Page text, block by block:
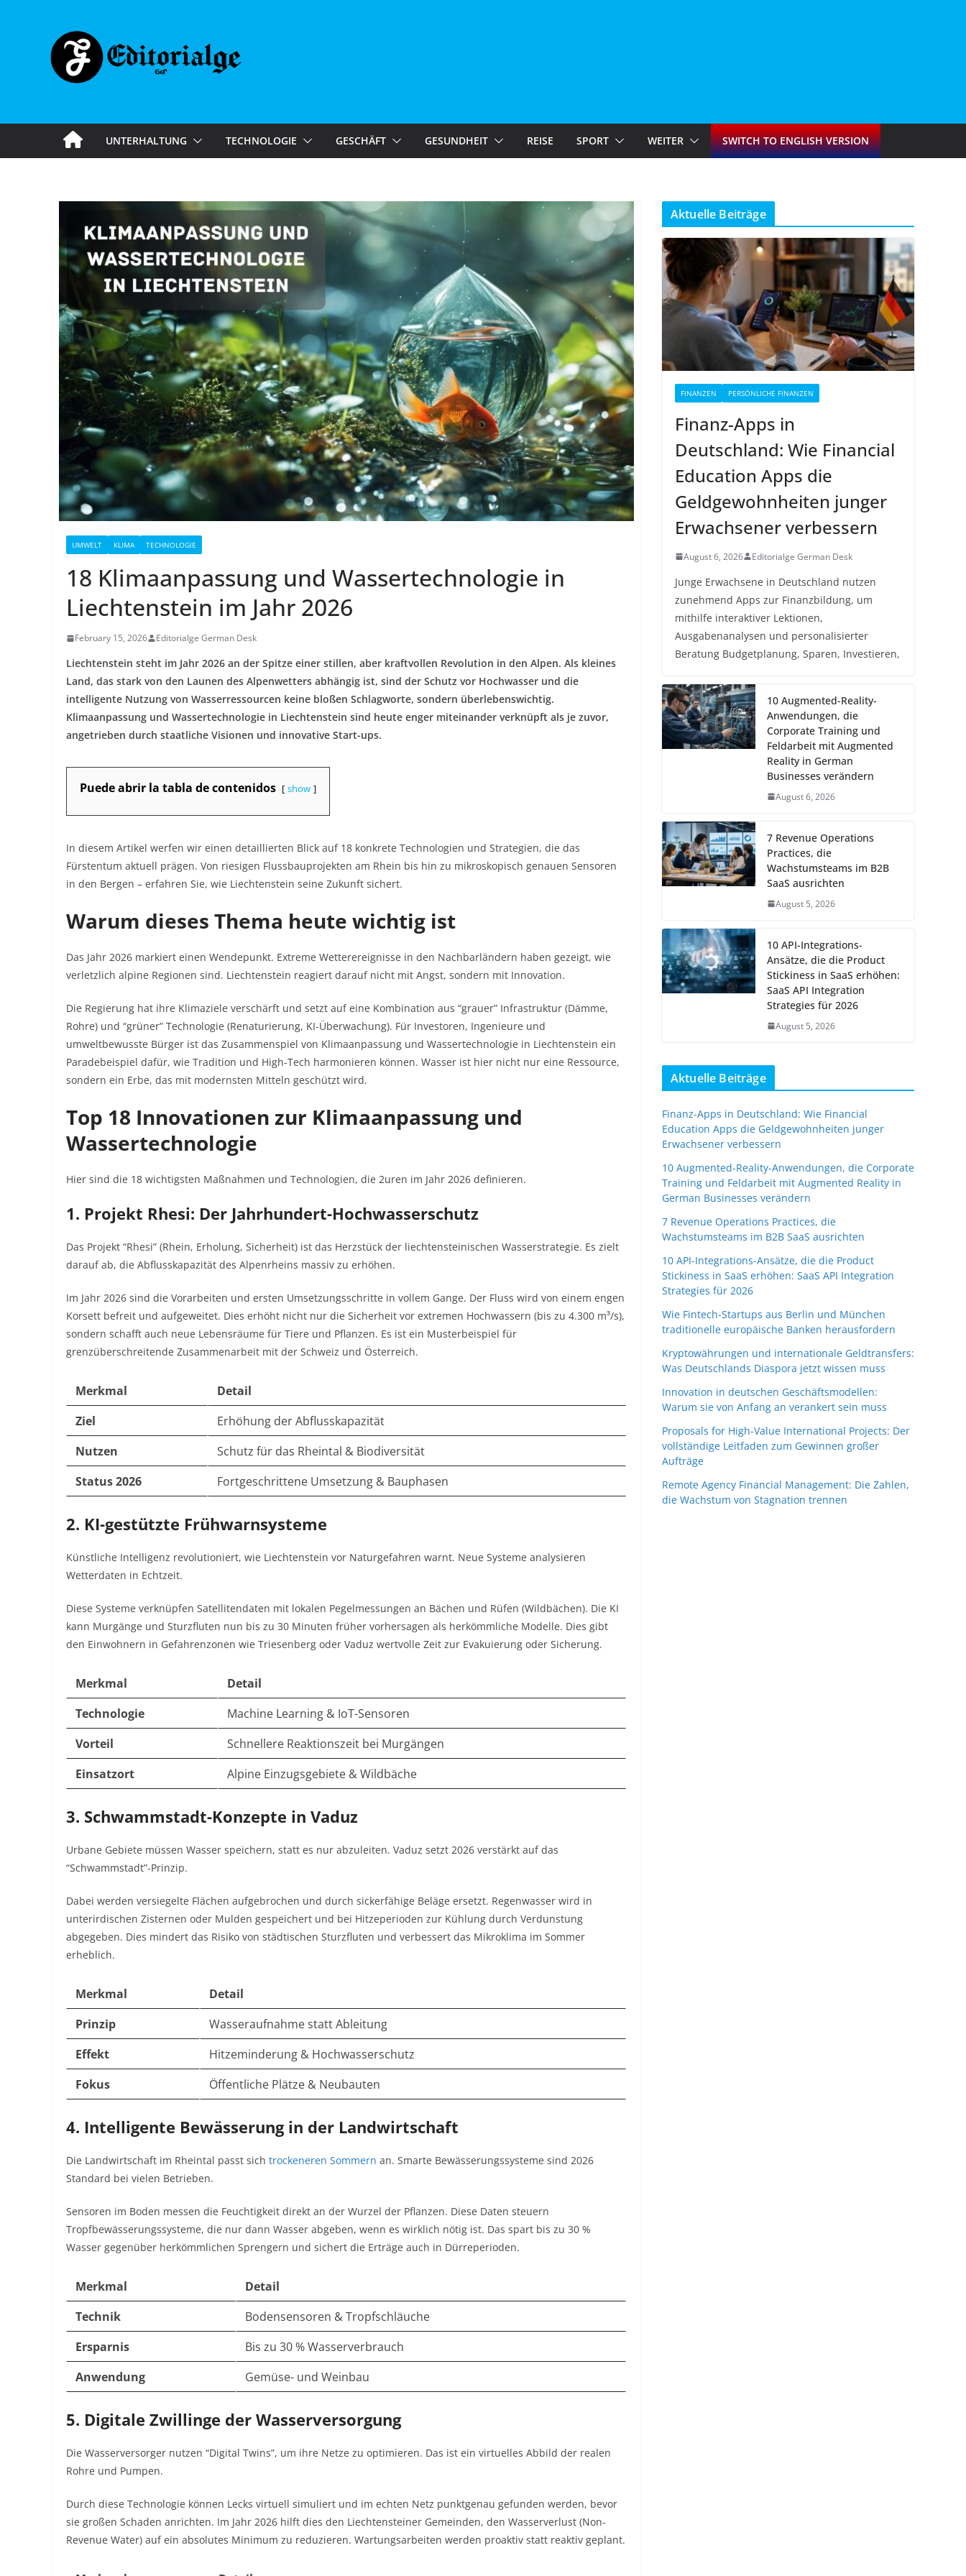
UNTERHALTUNG TECHNOLOGIE GESCHÄFT GESUNDHEIT REISE SPORT WEITER SWITCH TO ENGLISH VERSION
UMWELT KLIMA TECHNOLOGIE
18 Klimaanpassung und Wassertechnologie in
Liechtenstein im Jahr 2026
February 15, 2026 Editorialge German Desk
Liechtenstein steht im Jahr 2026 an der Spitze einer stillen, aber kraftvollen Revolution in den Alpen. Als kleines
Land, das stark von den Launen des Alpenwetters abhängig ist, sind der Schutz vor Hochwasser und die
intelligente Nutzung von Wasserressourcen keine bloßen Schlagworte, sondern überlebenswichtig.
Klimaanpassung und Wassertechnologie in Liechtenstein sind heute enger miteinander verknüpft als je zuvor,
angetrieben durch staatliche Visionen und innovative Start-ups.
Puede abrir la tabla de contenidos show
In diesem Artikel werfen wir einen detaillierten Blick auf 18 konkrete Technologien und Strategien, die das
Fürstentum aktuell prägen. Von riesigen Flussbauprojekten am Rhein bis hin zu mikroskopisch genauen Sensoren
in den Bergen – erfahren Sie, wie Liechtenstein seine Zukunft sichert.
Warum dieses Thema heute wichtig ist
Das Jahr 2026 markiert einen Wendepunkt. Extreme Wetterereignisse in den Nachbarländern haben gezeigt, wie
verletzlich alpine Regionen sind. Liechtenstein reagiert darauf nicht mit Angst, sondern mit Innovation.
Die Regierung hat ihre Klimaziele verschärft und setzt auf eine Kombination aus “grauer” Infrastruktur (Dämme,
Rohre) und “grüner” Technologie (Renaturierung, KI-Überwachung). Für Investoren, Ingenieure und
umweltbewusste Bürger ist das Zusammenspiel von Klimaanpassung und Wassertechnologie in Liechtenstein ein
Paradebeispiel dafür, wie Tradition und High-Tech harmonieren können. Wasser ist hier nicht nur eine Ressource,
sondern ein Erbe, das mit modernsten Mitteln geschützt wird.
Top 18 Innovationen zur Klimaanpassung und
Wassertechnologie
Hier sind die 18 wichtigsten Maßnahmen und Technologien, die 2uren im Jahr 2026 definieren.
1. Projekt Rhesi: Der Jahrhundert-Hochwasserschutz
Das Projekt “Rhesi” (Rhein, Erholung, Sicherheit) ist das Herzstück der liechtensteinischen Wasserstrategie. Es zielt
darauf ab, die Abflusskapazität des Alpenrheins massiv zu erhöhen.
Im Jahr 2026 sind die Vorarbeiten und ersten Umsetzungsschritte in vollem Gange. Der Fluss wird von einem engen
Korsett befreit und aufgeweitet. Dies erhöht nicht nur die Sicherheit vor extremen Hochwassern (bis zu 4.300 m³/s),
sondern schafft auch neue Lebensräume für Tiere und Pflanzen. Es ist ein Musterbeispiel für
grenzüberschreitende Zusammenarbeit mit der Schweiz und Österreich.
Merkmal
Detail
Ziel
Erhöhung der Abflusskapazität
Nutzen
Schutz für das Rheintal & Biodiversität
Status 2026
Fortgeschrittene Umsetzung & Bauphasen
2. KI-gestützte Frühwarnsysteme
Künstliche Intelligenz revolutioniert, wie Liechtenstein vor Naturgefahren warnt. Neue Systeme analysieren
Wetterdaten in Echtzeit.
Diese Systeme verknüpfen Satellitendaten mit lokalen Pegelmessungen an Bächen und Rüfen (Wildbächen). Die KI
kann Murgänge und Sturzfluten nun bis zu 30 Minuten früher vorhersagen als herkömmliche Modelle. Dies gibt
den Einwohnern in Gefahrenzonen wie Triesenberg oder Vaduz wertvolle Zeit zur Evakuierung oder Sicherung.
Merkmal
Detail
Technologie
Machine Learning & IoT-Sensoren
Vorteil
Schnellere Reaktionszeit bei Murgängen
Einsatzort
Alpine Einzugsgebiete & Wildbäche
3. Schwammstadt-Konzepte in Vaduz
Urbane Gebiete müssen Wasser speichern, statt es nur abzuleiten. Vaduz setzt 2026 verstärkt auf das
“Schwammstadt”-Prinzip.
Dabei werden versiegelte Flächen aufgebrochen und durch sickerfähige Beläge ersetzt. Regenwasser wird in
unterirdischen Zisternen oder Mulden gespeichert und bei Hitzeperioden zur Kühlung durch Verdunstung
abgegeben. Dies mindert das Risiko von städtischen Sturzfluten und verbessert das Mikroklima im Sommer
erheblich.
Merkmal
Detail
Prinzip
Wasseraufnahme statt Ableitung
Effekt
Hitzeminderung & Hochwasserschutz
Fokus
Öffentliche Plätze & Neubauten
4. Intelligente Bewässerung in der Landwirtschaft
Die Landwirtschaft im Rheintal passt sich trockeneren Sommern an. Smarte Bewässerungssysteme sind 2026
Standard bei vielen Betrieben.
Sensoren im Boden messen die Feuchtigkeit direkt an der Wurzel der Pflanzen. Diese Daten steuern
Tropfbewässerungssysteme, die nur dann Wasser abgeben, wenn es wirklich nötig ist. Das spart bis zu 30 %
Wasser gegenüber herkömmlichen Sprengern und sichert die Erträge auch in Dürreperioden.
Merkmal
Detail
Technik
Bodensensoren & Tropfschläuche
Ersparnis
Bis zu 30 % Wasserverbrauch
Anwendung
Gemüse- und Weinbau
5. Digitale Zwillinge der Wasserversorgung
Die Wasserversorger nutzen “Digital Twins”, um ihre Netze zu optimieren. Das ist ein virtuelles Abbild der realen
Rohre und Pumpen.
Durch diese Technologie können Lecks virtuell simuliert und im echten Netz punktgenau gefunden werden, bevor
sie großen Schaden anrichten. Im Jahr 2026 hilft dies den Liechtensteiner Gemeinden, den Wasserverlust (Non-
Revenue Water) auf ein absolutes Minimum zu reduzieren. Wartungsarbeiten werden proaktiv statt reaktiv geplant.
Aktuelle Beiträge
FINANZEN PERSÖNLICHE FINANZEN
Finanz-Apps in
Deutschland: Wie Financial
Education Apps die
Geldgewohnheiten junger
Erwachsener verbessern
August 6, 2026 Editorialge German Desk
Junge Erwachsene in Deutschland nutzen
zunehmend Apps zur Finanzbildung, um
mithilfe interaktiver Lektionen,
Ausgabenanalysen und personalisierter
Beratung Budgetplanung, Sparen, Investieren,
10 Augmented-Reality-
Anwendungen, die
Corporate Training und
Feldarbeit mit Augmented
Reality in German
Businesses verändern
August 6, 2026
7 Revenue Operations
Practices, die
Wachstumsteams im B2B
SaaS ausrichten
August 5, 2026
10 API-Integrations-
Ansätze, die die Product
Stickiness in SaaS erhöhen:
SaaS API Integration
Strategies für 2026
August 5, 2026
Aktuelle Beiträge
Finanz-Apps in Deutschland: Wie Financial
Education Apps die Geldgewohnheiten junger
Erwachsener verbessern
10 Augmented-Reality-Anwendungen, die Corporate
Training und Feldarbeit mit Augmented Reality in
German Businesses verändern
7 Revenue Operations Practices, die
Wachstumsteams im B2B SaaS ausrichten
10 API-Integrations-Ansätze, die die Product
Stickiness in SaaS erhöhen: SaaS API Integration
Strategies für 2026
Wie Fintech-Startups aus Berlin und München
traditionelle europäische Banken herausfordern
Kryptowährungen und internationale Geldtransfers:
Was Deutschlands Diaspora jetzt wissen muss
Innovation in deutschen Geschäftsmodellen:
Warum sie von Anfang an verankert sein muss
Proposals for High-Value International Projects: Der
vollständige Leitfaden zum Gewinnen großer
Aufträge
Remote Agency Financial Management: Die Zahlen,
die Wachstum von Stagnation trennen